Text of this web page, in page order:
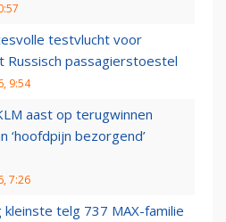
testvlucht voor
Russisch passagierstoestel
9:54
aast op terugwinnen
‘hoofdpijn bezorgend’
7:26
kleinste telg 737 MAX-familie